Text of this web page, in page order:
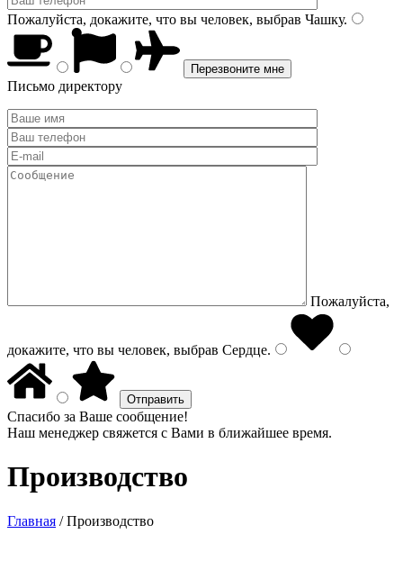
Пожалуйста, докажите, что вы человек, выбрав Чашку.
Письмо директору
Пожалуйста,
докажите, что вы человек, выбрав Сердце.
Спасибо за Ваше сообщение!
Наш менеджер свяжется с Вами в ближайшее время.
Производство
Главная /Производство